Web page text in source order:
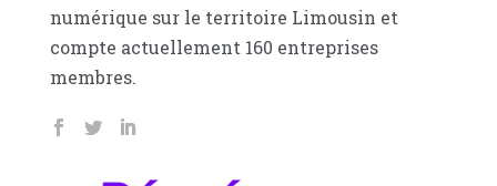
numérique sur le territoire Limousin et
compte actuellement 160 entreprises
membres.